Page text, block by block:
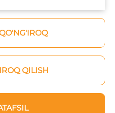
QILISH